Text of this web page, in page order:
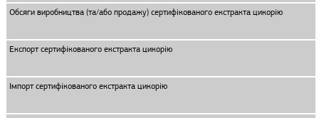
Обсяги виробництва (та/або продажу) сертифікованого екстракта цикорію
Експорт сертифікованого екстракта цикорію
Імпорт сертифікованого екстракта цикорію